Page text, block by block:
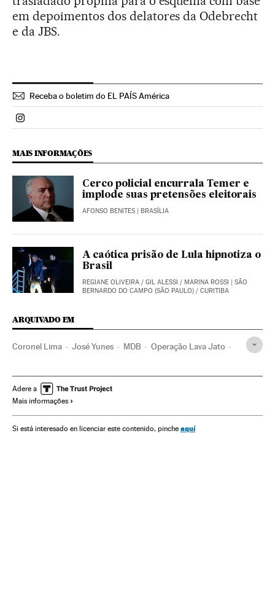
em depoimentos dos delatores da Odebrecht
e da JBS.
Receba o boletim do EL PAÍS América
Politica El País Brasil en Instagram
MAIS INFORMAÇÕES
Cerco policial encurrala Temer e
implode suas pretensões eleitorais
AFONSO BENITES | BRASÍLIA
A caótica prisão de Lula hipnotiza o
Brasil
REGIANE OLIVEIRA / GIL ALESSI / MARINA ROSSI | SÃO
BERNARDO DO CAMPO (SÃO PAULO) / CURITIBA
ARQUIVADO EM
Coronel Lima José Yunes MDB Operação Lava Jato
Presidente Brasil Subornos
Presidência Brasil
Governo Brasil Polícia Corrupção Governo
Adere a
Mais informações
Si está interesado en licenciar este contenido, pinche aquí